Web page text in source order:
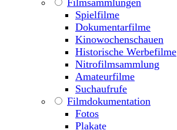
Filmsammlungen
Spielfilme
Dokumentarfilme
Kinowochenschauen
Historische Werbefilme
Nitrofilmsammlung
Amateurfilme
Suchaufrufe
Filmdokumentation
Fotos
Plakate